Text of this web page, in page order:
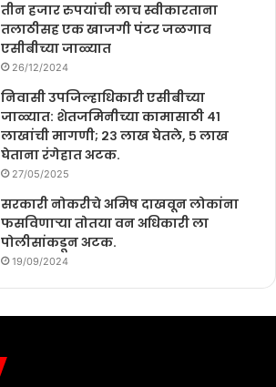
तीन हजार रुपयांची लाच स्वीकारताना
तलाठीसह एक खाजगी पंटर जळगाव
एसीबीच्या जाळ्यात
26/12/2024
निवासी उपजिल्हाधिकारी एसीबीच्या
जाळ्यात: शेतजमिनीच्या कामासाठी ४१
लाखांची मागणी; २३ लाख घेतले, ५ लाख
घेताना रंगेहात अटक.
27/05/2025
सरकारी नोकरीचे अमिष दाखवून लोकांना
फसविणाऱ्या तोतया वन अधिकारी ला
पोलीसांकडून अटक.
19/09/2024